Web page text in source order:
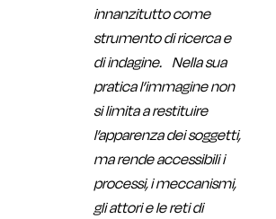
innanzitutto come
strumento di ricerca e
di indagine. Nella sua
pratica l’immagine non
si limita a restituire
l’apparenza dei soggetti,
ma rende accessibili i
processi, i meccanismi,
gli attori e le reti di